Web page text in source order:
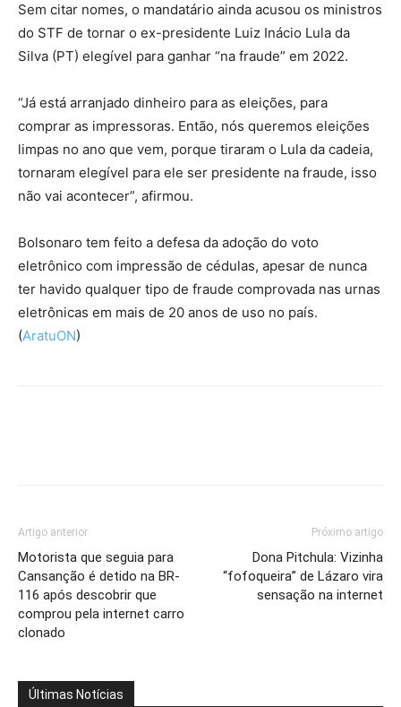
Sem citar nomes, o mandatário ainda acusou os ministros
do STF de tornar o ex-presidente Luiz Inácio Lula da
Silva (PT) elegível para ganhar “na fraude” em 2022.
“Já está arranjado dinheiro para as eleições, para
comprar as impressoras. Então, nós queremos eleições
limpas no ano que vem, porque tiraram o Lula da cadeia,
tornaram elegível para ele ser presidente na fraude, isso
não vai acontecer”, afirmou.
Bolsonaro tem feito a defesa da adoção do voto
eletrônico com impressão de cédulas, apesar de nunca
ter havido qualquer tipo de fraude comprovada nas urnas
eletrônicas em mais de 20 anos de uso no país.
(AratuON)
Artigo anterior
Motorista que seguia para
Cansanção é detido na BR-
116 após descobrir que
comprou pela internet carro
clonado
Próximo artigo
Dona Pitchula: Vizinha
“fofoqueira” de Lázaro vira
sensação na internet
Últimas Notícias